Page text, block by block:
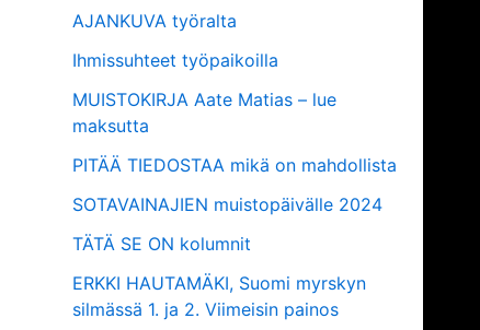
AJANKUVA työralta
Ihmissuhteet työpaikoilla
MUISTOKIRJA Aate Matias – lue
maksutta
PITÄÄ TIEDOSTAA mikä on mahdollista
SOTAVAINAJIEN muistopäivälle 2024
TÄTÄ SE ON kolumnit
ERKKI HAUTAMÄKI, Suomi myrskyn
silmässä 1. ja 2. Viimeisin painos